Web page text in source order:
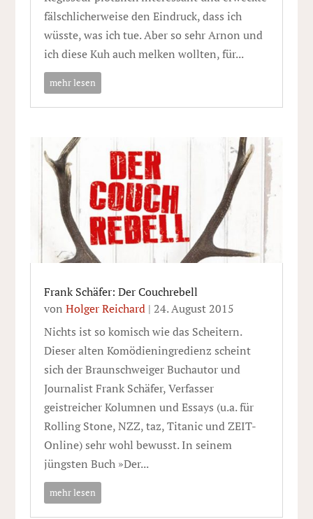
fälschlicherweise den Eindruck, dass ich
wüsste, was ich tue. Aber so sehr Arnon und
ich diese Kuh auch melken wollten, für...
mehr lesen
Frank Schäfer: Der Couchrebell
von Holger Reichard| 24. August 2015
Nichts ist so komisch wie das Scheitern.
Dieser alten Komödieningredienz scheint
sich der Braunschweiger Buchautor und
Journalist Frank Schäfer, Verfasser
geistreicher Kolumnen und Essays (u.a. für
Rolling Stone, NZZ, taz, Titanic und ZEIT-
Online) sehr wohl bewusst. In seinem
jüngsten Buch »Der...
mehr lesen